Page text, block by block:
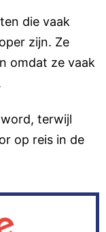
die vaak
zijn. Ze
omdat ze vaak
terwijl
op reis in de